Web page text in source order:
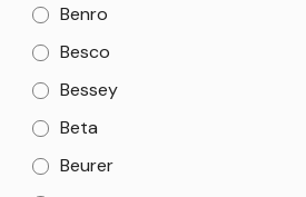
Benro
Besco
Bessey
Beta
Beurer